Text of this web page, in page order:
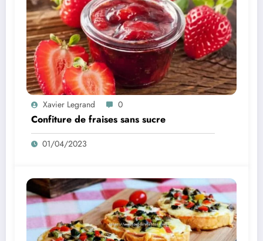
Xavier Legrand 0
Confiture de fraises sans sucre
01/04/2023